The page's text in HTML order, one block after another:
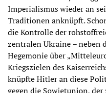
Imperialismus wieder an
Traditionen anknüpft.
die Kontrolle der
zentralen Ukraine – neben
Hegemonie über
Kriegszielen des
knüpfte Hitler an diese
gegen die Sowjetunion,